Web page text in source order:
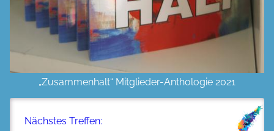
„Zusammenhalt“ Mitglieder-Anthologie 2021
Nächstes Treffen: